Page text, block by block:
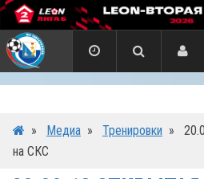
» Медиа » Тренировки »
на СКС